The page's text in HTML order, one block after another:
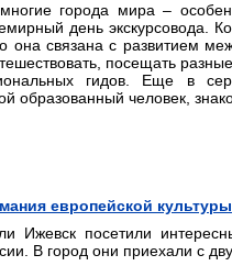
города мира –
день экскурсовода.
она связана с развитием
посещать
гидов. Еще в
образованный человек,
европейской культуры
Ижевск посетили
В город они приехали с